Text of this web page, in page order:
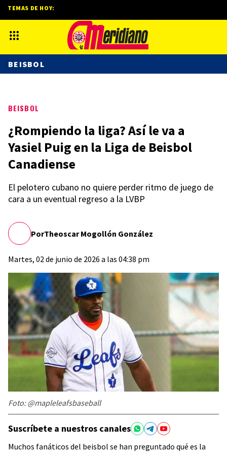
BEISBOL
¿Rompiendo la liga? Así le va a
Yasiel Puig en la Liga de Beisbol
Canadiense
El pelotero cubano no quiere perder ritmo de juego de
cara a un eventual regreso a la LVBP
PorTheoscar Mogollón González
Martes, 02 de junio de 2026 a las 04:38 pm
Foto: @mapleleafsbaseball
Suscríbete a nuestros canales
Muchos fanáticos del beisbol se han preguntado qué es la
TEMAS DE HOY:
BEISBOL